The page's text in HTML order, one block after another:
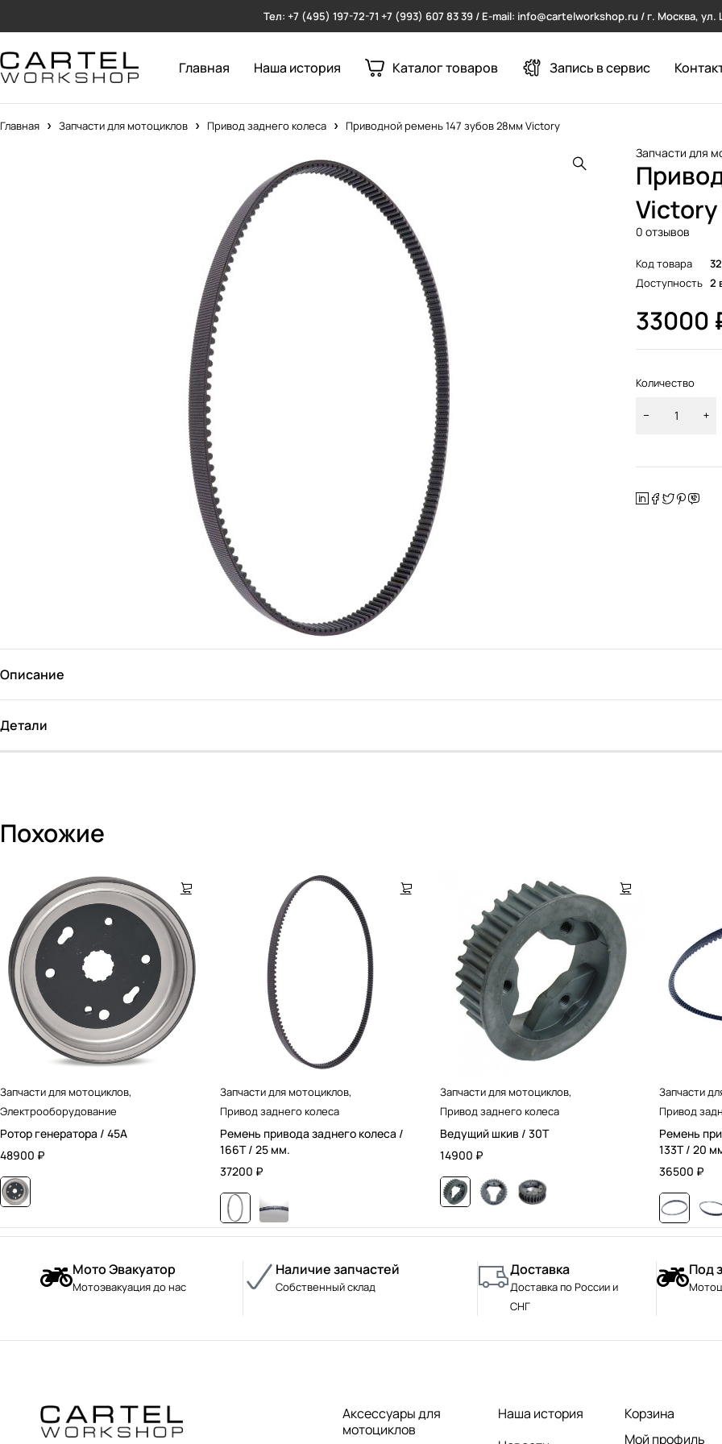
Тел: +7 (495) 197-72-71 +7 (993) 607 83 39 / E-mail: info@cartelworkshop.ru / г. Москва,
Главная Наша история Каталог товаров Запись в сервис
Главная Запчасти для мотоциклов Привод заднего колеса Приводной ремень 147 зубов 28мм Victory
Запчасти для
Victory
0 отзывов
Код товара
Доступность 2
33000
Количество
Описание
Детали
Похожие
Запчасти для мотоциклов,
Электрооборудование
Ротор генератора / 45А
48900 ₽
Запчасти для мотоциклов,
Привод заднего колеса
Ремень привода заднего колеса /
166T / 25 мм.
37200 ₽
Запчасти для мотоциклов,
Привод заднего колеса
Ведущий шкив / 30T
14900 ₽
Запчасти
Привод
Ремень
133T / 20
36500 ₽
Мото Эвакуатор
Мотоэвакуация до нас
Наличие запчастей
Собственный склад
Доставка
Доставка по России и
СНГ
Под
Аксессуары для
мотоциклов
Наша история
Корзина
Мой профиль